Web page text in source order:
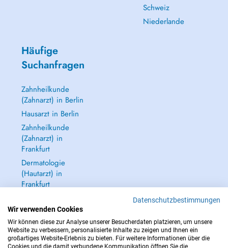
Schweiz
Niederlande
Häufige
Suchanfragen
Zahnheilkunde
(Zahnarzt) in Berlin
Hausarzt in Berlin
Zahnheilkunde
(Zahnarzt) in
Frankfurt
Dermatologie
(Hautarzt) in
Frankfurt
Datenschutzbestimmungen
Wir verwenden Cookies
Wir können diese zur Analyse unserer Besucherdaten platzieren, um unsere
Website zu verbessern, personalisierte Inhalte zu zeigen und Ihnen ein
großartiges Website-Erlebnis zu bieten. Für weitere Informationen über die
Cookies und die damit verbundene Kommunikation öffnen Sie die